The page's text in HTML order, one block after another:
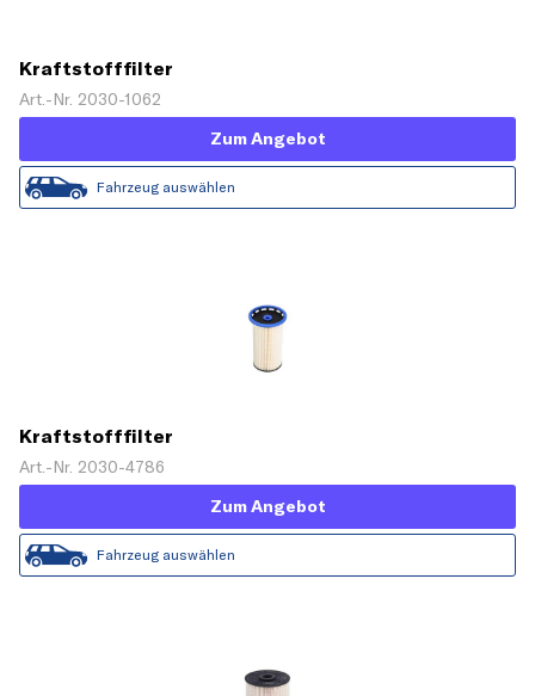
Kraftstofffilter
Art.-Nr. 2030-1062
Zum Angebot
Fahrzeug auswählen
Kraftstofffilter
Art.-Nr. 2030-4786
Zum Angebot
Fahrzeug auswählen